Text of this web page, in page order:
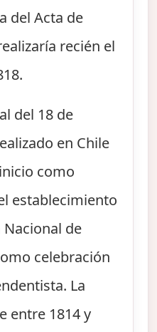
del Acta de
recién el
del 18 de
en Chile
como
establecimiento
Nacional de
celebración
La
entre 1814 y